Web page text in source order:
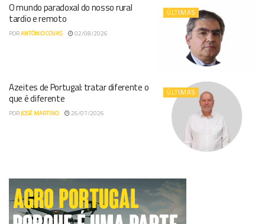
ÚLTIMAS
O mundo paradoxal do nosso rural
tardio e remoto
PORANTÓNIO COVAS 02/08/2026
ÚLTIMAS
Azeites de Portugal: tratar diferente o
que é diferente
PORJOSÉ MARTINO 26/07/2026